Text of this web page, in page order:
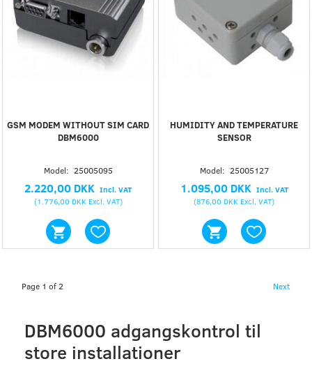
GSM MODEM WITHOUT SIM CARD
DBM6000
Model: 25005095
2.220,00 DKK Incl. VAT
(1.776,00 DKK Excl. VAT)
HUMIDITY AND TEMPERATURE
SENSOR
Model: 25005127
1.095,00 DKK Incl. VAT
(876,00 DKK Excl. VAT)
Page 1 of 2 Next
DBM6000 adgangskontrol til
store installationer